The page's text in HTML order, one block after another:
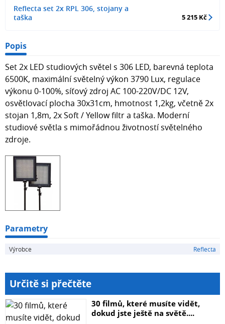
Reflecta set 2x RPL 306, stojany a
taška
5 215 Kč
Popis
Set 2x LED studiových světel s 306 LED, barevná teplota
6500K, maximální světelný výkon 3790 Lux, regulace
výkonu 0-100%, síťový zdroj AC 100-220V/DC 12V,
osvětlovací plocha 30x31cm, hmotnost 1,2kg, včetně 2x
stojan 1,8m, 2x Soft / Yellow filtr a taška. Moderní
studiové světla s mimořádnou životností světelného
zdroje.
Parametry
Výrobce Reflecta
Určitě si přečtěte
30 filmů, které musíte vidět,
dokud jste ještě na světě....